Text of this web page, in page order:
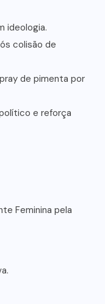
ideologia.
colisão de
de pimenta por
e reforça
Feminina pela